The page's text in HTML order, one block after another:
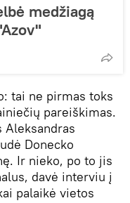
medžiagą
tai ne pirmas toks
pareiškimas.
Aleksandras
Donecko
Ir nieko, po to jis
davė interviu į
palaikė vietos